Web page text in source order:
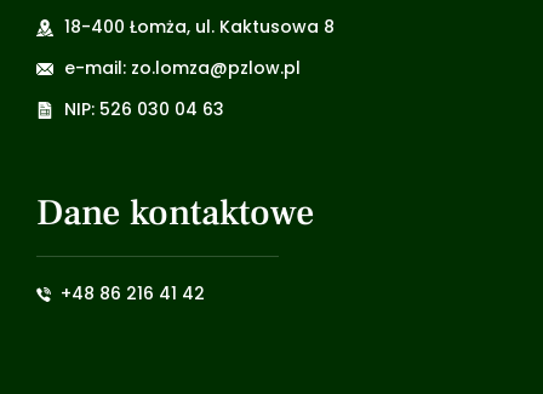
18-400 Łomża, ul. Kaktusowa 8
e-mail: zo.lomza@pzlow.pl
NIP: 526 030 04 63
Dane kontaktowe
+48 86 216 41 42